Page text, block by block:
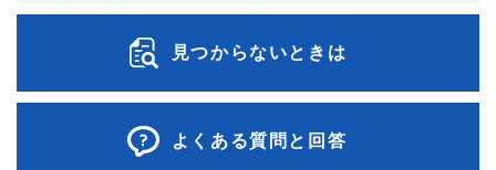
見つからないときは
よくある質問と回答